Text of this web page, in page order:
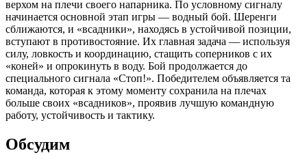
верхом на плечи своего напарника. По условному сигналу
начинается основной этап игры — водный бой. Шеренги
сближаются, и «всадники», находясь в устойчивой позиции,
вступают в противостояние. Их главная задача — используя
силу, ловкость и координацию, стащить соперников с их
«коней» и опрокинуть в воду. Бой продолжается до
специального сигнала «Стоп!». Победителем объявляется та
команда, которая к этому моменту сохранила на плечах
больше своих «всадников», проявив лучшую командную
работу, устойчивость и тактику.
Обсудим